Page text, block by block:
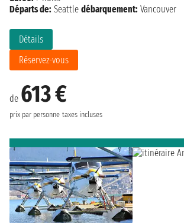
de 613 €
prix par personne taxes incluses
Détails
Réservez-vous
Départs de: Seattle débarquement: Vancouver